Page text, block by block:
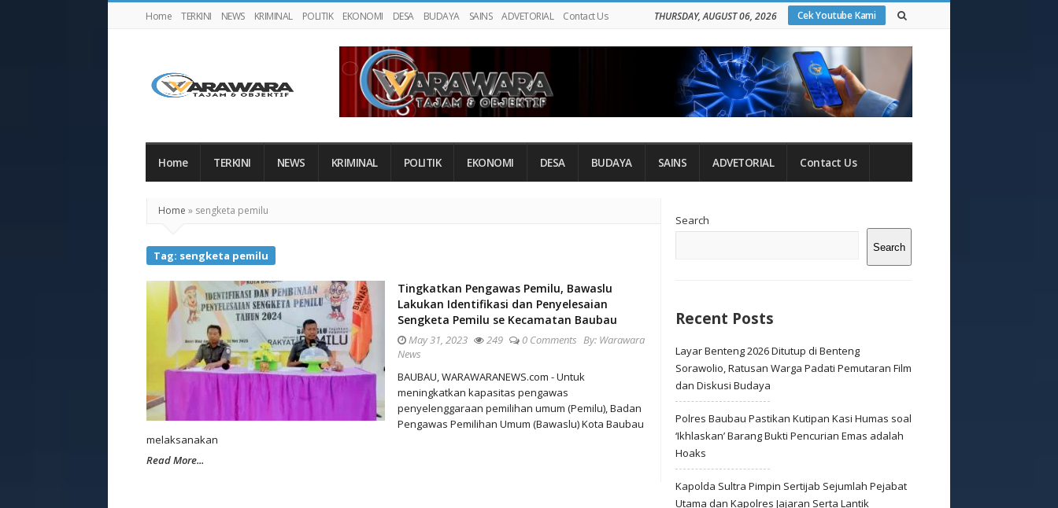
Home TERKINI NEWS KRIMINAL POLITIK EKONOMI DESA BUDAYA SAINS ADVETORIAL Contact Us Cek Youtube Kami
THURSDAY, AUGUST 06, 2026
Home TERKINI NEWS KRIMINAL POLITIK EKONOMI DESA BUDAYA SAINS ADVETORIAL Contact Us
Home » sengketa pemilu
Tag: sengketa pemilu
Tingkatkan Pengawas Pemilu, Bawaslu
Lakukan Identifikasi dan Penyelesaian
Sengketa Pemilu se Kecamatan Baubau
May 31, 2023 249 0 Comments By: Warawara
News
BAUBAU, WARAWARANEWS.com - Untuk
meningkatkan kapasitas pengawas
penyelenggaraan pemilihan umum (Pemilu), Badan
Pengawas Pemilihan Umum (Bawaslu) Kota Baubau
melaksanakan
Read More...
Sidebar
Search
Search
Recent Posts
Layar Benteng 2026 Ditutup di Benteng
Sorawolio, Ratusan Warga Padati Pemutaran Film
dan Diskusi Budaya
Polres Baubau Pastikan Kutipan Kasi Humas soal
‘Ikhlaskan’ Barang Bukti Pencurian Emas adalah
Hoaks
Kapolda Sultra Pimpin Sertijab Sejumlah Pejabat
Utama dan Kapolres Jajaran Serta Lantik